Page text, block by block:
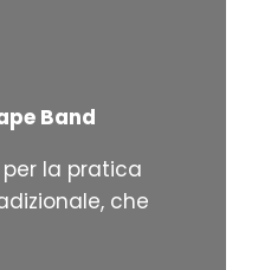
Band
la pratica
che